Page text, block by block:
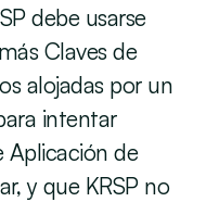
debe usarse
Claves de
alojadas por un
intentar
Aplicación de
y que KRSP no